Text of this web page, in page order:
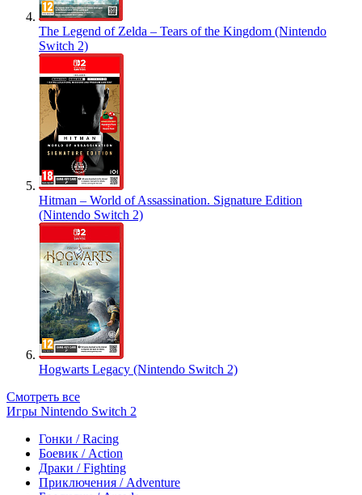
The Legend of Zelda – Tears of the Kingdom (Nintendo
Switch 2)
Hitman – World of Assassination. Signature Edition
(Nintendo Switch 2)
Hogwarts Legacy (Nintendo Switch 2)
Смотреть все
Игры Nintendo Switch 2
Гонки / Racing
Боевик / Action
Драки / Fighting
Приключения / Adventure